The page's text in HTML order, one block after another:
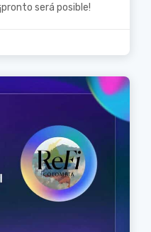
será posible!